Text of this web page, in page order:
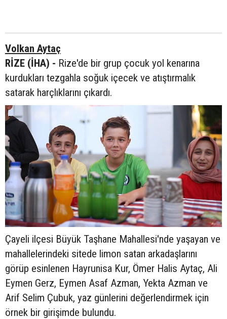
Volkan Aytaç
RİZE (İHA) - Rize'de bir grup çocuk yol kenarına
kurdukları tezgahla soğuk içecek ve atıştırmalık
satarak harçlıklarını çıkardı.
Çayeli ilçesi Büyük Taşhane Mahallesi'nde yaşayan ve
mahallelerindeki sitede limon satan arkadaşlarını
görüp esinlenen Hayrunisa Kur, Ömer Halis Aytaç, Ali
Eymen Gerz, Eymen Asaf Azman, Yekta Azman ve
Arif Selim Çubuk, yaz günlerini değerlendirmek için
örnek bir girişimde bulundu.